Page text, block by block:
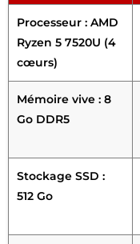
Processeur : AMD
Ryzen 5 7520U (4
cœurs)
Mémoire vive : 8
Go DDR5
Stockage SSD :
512 Go